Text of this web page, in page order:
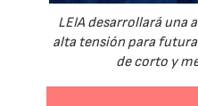
LEIA desarrollará una
alta tensión para
de corto y